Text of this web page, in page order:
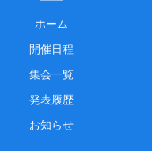
ホーム
開催日程
集会一覧
発表履歴
お知らせ